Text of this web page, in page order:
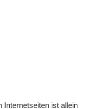
Internetseiten ist allein